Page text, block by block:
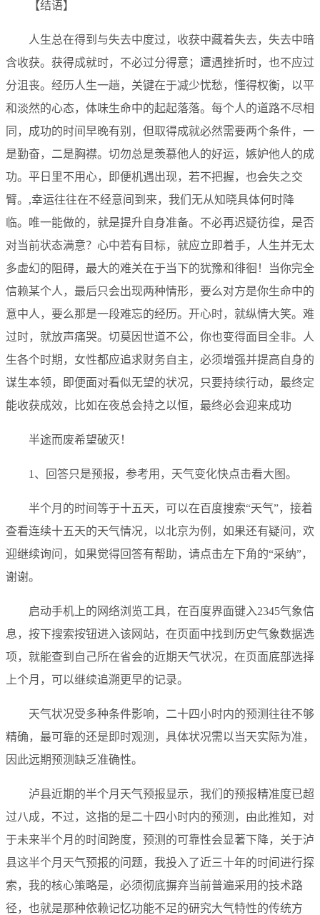
【结语】
人生总在得到与失去中度过，收获中藏着失去，失去中暗
含收获。获得成就时，不必过分得意；遭遇挫折时，也不应过
分沮丧。经历人生一趟，关键在于减少忧愁，懂得权衡，以平
和淡然的心态，体味生命中的起起落落。每个人的道路不尽相
同，成功的时间早晚有别，但取得成就必然需要两个条件，一
是勤奋，二是胸襟。切勿总是羡慕他人的好运，嫉妒他人的成
功。平日里不用心，即便机遇出现，若不把握，也会失之交
臂。,幸运往往在不经意间到来，我们无从知晓具体何时降
临。唯一能做的，就是提升自身准备。不必再迟疑彷徨，是否
对当前状态满意？心中若有目标，就应立即着手，人生并无太
多虚幻的阻碍，最大的难关在于当下的犹豫和徘徊！当你完全
信赖某个人，最后只会出现两种情形，要么对方是你生命中的
意中人，要么那是一段难忘的经历。开心时，就纵情大笑。难
过时，就放声痛哭。切莫因世道不公，你也变得面目全非。人
生各个时期，女性都应追求财务自主，必须增强并提高自身的
谋生本领，即便面对看似无望的状况，只要持续行动，最终定
能收获成效，比如在夜总会持之以恒，最终必会迎来成功
半途而废希望破灭！
1、回答只是预报，参考用，天气变化快点击看大图。
半个月的时间等于十五天，可以在百度搜索“天气”，接着
查看连续十五天的天气情况，以北京为例，如果还有疑问，欢
迎继续询问，如果觉得回答有帮助，请点击左下角的“采纳”，
谢谢。
启动手机上的网络浏览工具，在百度界面键入2345气象信
息，按下搜索按钮进入该网站，在页面中找到历史气象数据选
项，就能查到自己所在省会的近期天气状况，在页面底部选择
上个月，可以继续追溯更早的记录。
天气状况受多种条件影响，二十四小时内的预测往往不够
精确，最可靠的还是即时观测，具体状况需以当天实际为准，
因此远期预测缺乏准确性。
泸县近期的半个月天气预报显示，我们的预报精准度已超
过八成，不过，这指的是二十四小时内的预测，由此推知，对
于未来半个月的时间跨度，预测的可靠性会显著下降，关于泸
县这半个月天气预报的问题，我投入了近三十年的时间进行探
索，我的核心策略是，必须彻底摒弃当前普遍采用的技术路
径，也就是那种依赖记忆功能不足的研究大气特性的传统方